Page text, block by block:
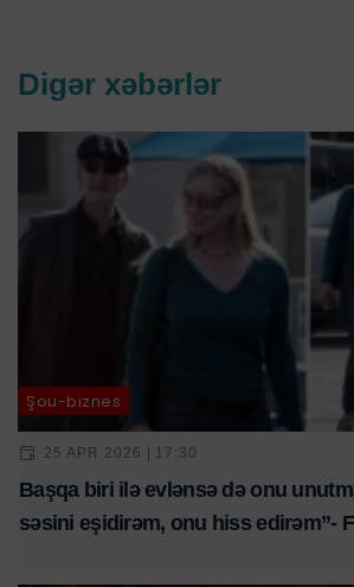
Digər xəbərlər
Şou-biznes
25 APR 2026 | 17:30
Başqa biri ilə evlənsə də onu
səsini eşidirəm, onu hiss edirəm”-